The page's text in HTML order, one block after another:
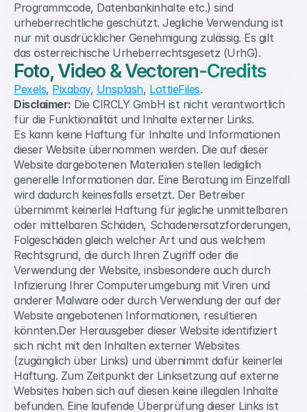
Programmcode, Datenbankinhalte etc.) sind
urheberrechtliche geschützt. Jegliche Verwendung ist
nur mit ausdrücklicher Genehmigung zulässig. Es gilt
das österreichische Urheberrechtsgesetz (UrhG).
Foto, Video & Vectoren-Credits
Pexels, Pixabay, Unsplash, LottieFiles.
Disclaimer: Die CIRCLY GmbH ist nicht verantwortlich
für die Funktionalität und Inhalte externer Links.
Es kann keine Haftung für Inhalte und Informationen
dieser Website übernommen werden. Die auf dieser
Website dargebotenen Materialien stellen lediglich
generelle Informationen dar. Eine Beratung im Einzelfall
wird dadurch keinesfalls ersetzt. Der Betreiber
übernimmt keinerlei Haftung für jegliche unmittelbaren
oder mittelbaren Schäden, Schadenersatzforderungen,
Folgeschäden gleich welcher Art und aus welchem
Rechtsgrund, die durch Ihren Zugriff oder die
Verwendung der Website, insbesondere auch durch
Infizierung Ihrer Computerumgebung mit Viren und
anderer Malware oder durch Verwendung der auf der
Website angebotenen Informationen, resultieren
könnten.Der Herausgeber dieser Website identifiziert
sich nicht mit den Inhalten externer Websites
(zugänglich über Links) und übernimmt dafür keinerlei
Haftung. Zum Zeitpunkt der Linksetzung auf externe
Websites haben sich auf diesen keine illegalen Inhalte
befunden. Eine laufende Überprüfung dieser Links ist